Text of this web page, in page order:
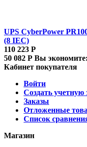
UPS CyberPower
(8 IEC)
110 223 Р
50 082 Р Вы экономите:
Кабинет покупателя
Войти
Создать учетную
Заказы
Отложенные
Список
Магазин